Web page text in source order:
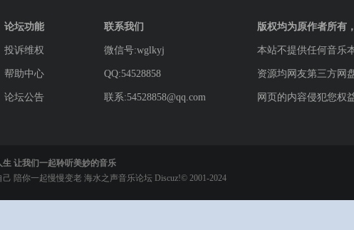
论坛功能
投诉维权
帮助中心
论坛公告
联系我们
微信号:wglkyj
QQ:54528858
联系:54528858@qq.com
版权均为原作者所有
本站不提供任何音乐
资源均网友第三方网
网页的内容侵犯您权
生 让我们一起聆听美妙的音乐
陪你一起慢慢变老 海水之声音乐论坛 Discuz!© 2001-2024